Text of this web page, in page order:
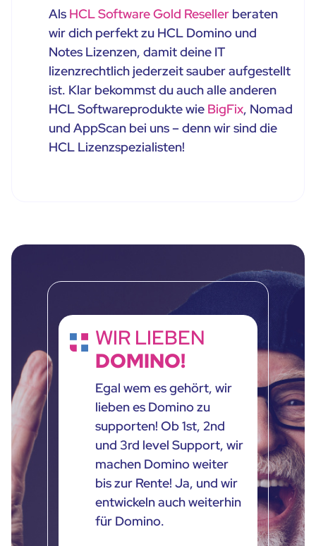
Als HCL Software Gold Reseller beraten
wir dich perfekt zu HCL Domino und
Notes Lizenzen, damit deine IT
lizenzrechtlich jederzeit sauber aufgestellt
ist. Klar bekommst du auch alle anderen
HCL Softwareprodukte wie BigFix, Nomad
und AppScan bei uns – denn wir sind die
HCL Lizenzspezialisten!
WIR LIEBEN
DOMINO!
Egal wem es gehört, wir
lieben es Domino zu
supporten! Ob 1st, 2nd
und 3rd level Support, wir
machen Domino weiter
bis zur Rente! Ja, und wir
entwickeln auch weiterhin
für Domino.